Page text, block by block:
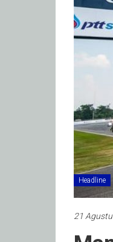
Headline
21